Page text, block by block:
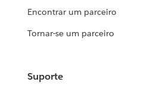
Encontrar um parceiro
Tornar-se um parceiro
Suporte